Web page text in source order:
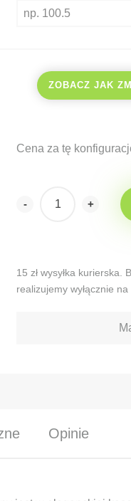
ZOBACZ JAK
Cena za tę
- +
15 zł wysyłka kurierska.
realizujemy wyłącznie na
Opinie